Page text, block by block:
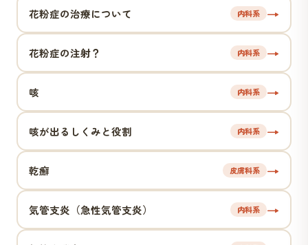
花粉症の治療について 内科系 →
花粉症の注射？ 内科系 →
咳 内科系 →
咳が出るしくみと役割 内科系 →
乾癬 皮膚科系 →
気管支炎（急性気管支炎） 内科系 →